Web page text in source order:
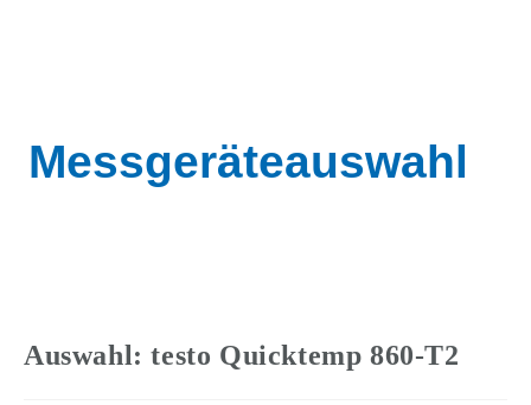
Messgeräteauswahl
Auswahl: testo Quicktemp 860-T2